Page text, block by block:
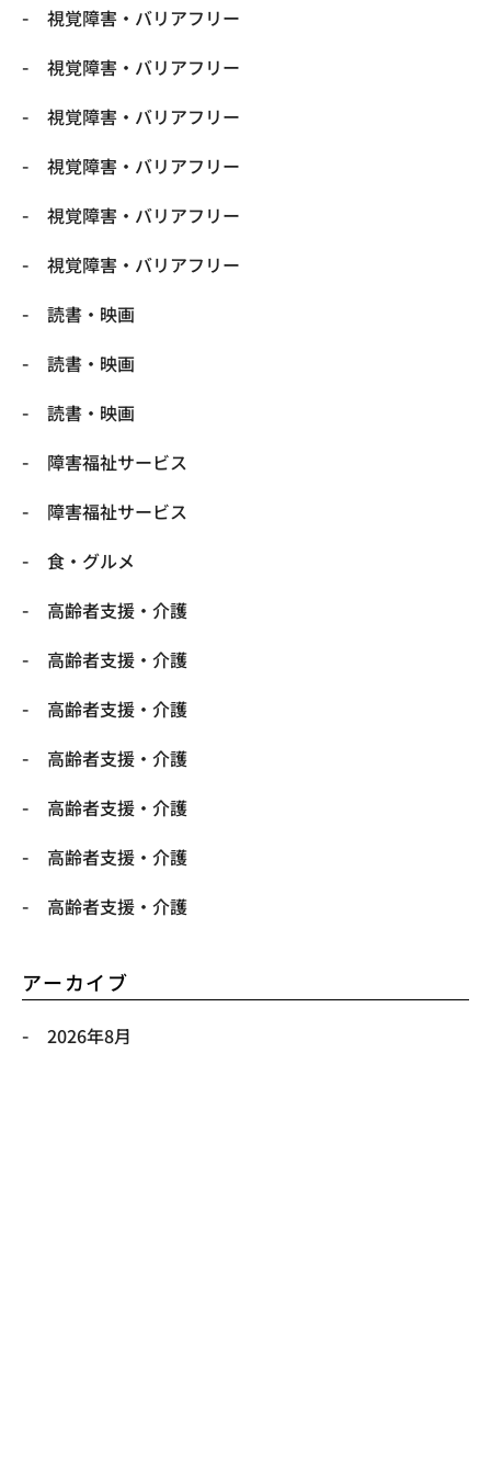
視覚障害・バリアフリー
視覚障害・バリアフリー
視覚障害・バリアフリー
視覚障害・バリアフリー
視覚障害・バリアフリー
視覚障害・バリアフリー
読書・映画
読書・映画
読書・映画
障害福祉サービス
障害福祉サービス
食・グルメ
高齢者支援・介護
高齢者支援・介護
高齢者支援・介護
高齢者支援・介護
高齢者支援・介護
高齢者支援・介護
高齢者支援・介護
アーカイブ
2026年8月